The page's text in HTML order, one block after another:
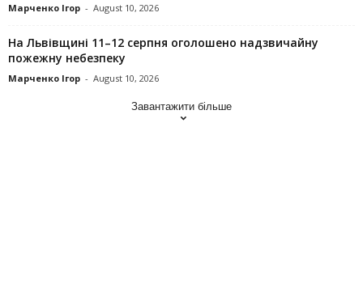
Марченко Ігор - August 10, 2026
На Львівщині 11–12 серпня оголошено надзвичайну
пожежну небезпеку
Марченко Ігор - August 10, 2026
Завантажити більше